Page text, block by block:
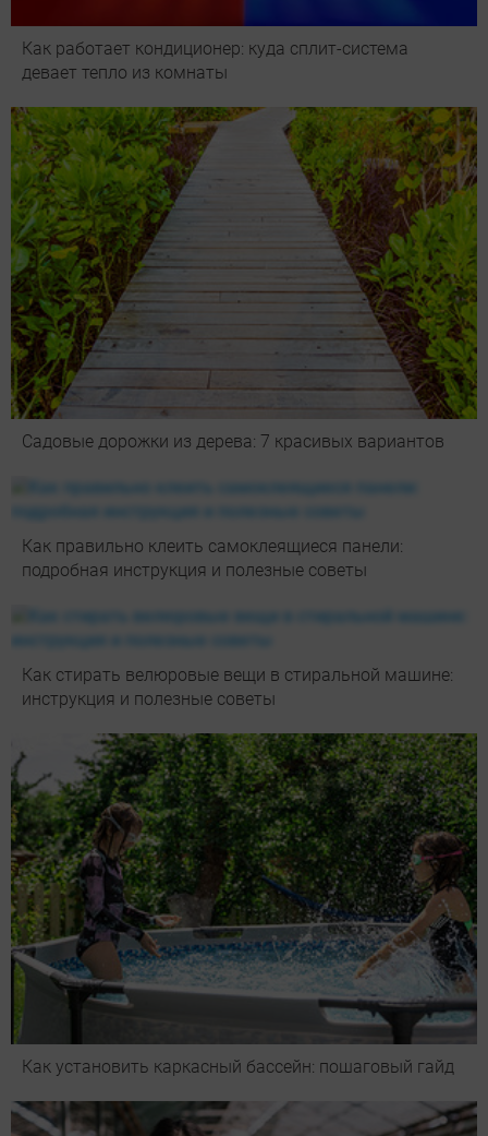
Как работает кондиционер: куда сплит-система
девает тепло из комнаты
Садовые дорожки из дерева: 7 красивых вариантов
Как правильно клеить самоклеящиеся панели:
подробная инструкция и полезные советы
Как стирать велюровые вещи в стиральной машине:
инструкция и полезные советы
Как установить каркасный бассейн: пошаговый гайд